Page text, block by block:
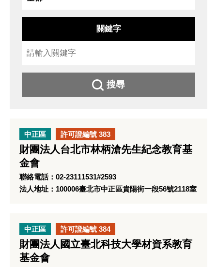
關鍵字
搜尋
中正區 許可證編號 383
財團法人台北市林柄滄先生紀念教育基
金會
聯絡電話：02-23111531#2593
法人地址：100006臺北市中正區貴陽街一段56號2118室
中正區 許可證編號 384
財團法人國立臺北科技大學材資系教育
基金會